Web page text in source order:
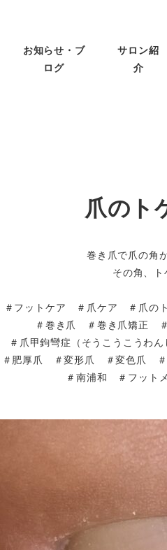
お知らせ・ブ
ログ
サロン紹
介
爪のト
巻き爪で爪の角
その角、ト
＃フットケア ＃爪ケア ＃爪の
＃巻き爪 ＃巻き爪矯正
＃爪甲鉤彎症（そうこうこうわ
＃肥厚爪 ＃変形爪 ＃変色爪
＃南浦和 ＃フット